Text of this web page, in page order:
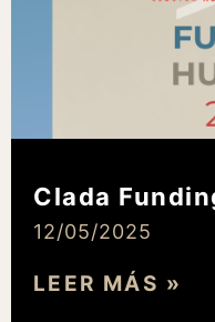
Clada
12/05/2025
LEER MÁS »